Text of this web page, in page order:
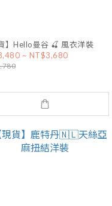
】Hello曼谷 🍒 風衣洋裝
~ NT$3,680